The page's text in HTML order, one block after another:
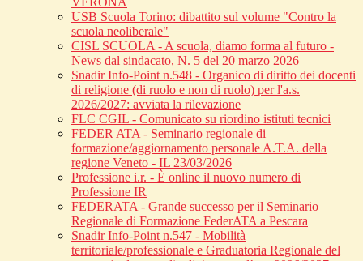
USB Scuola Torino: dibattito sul volume "Contro la
scuola neoliberale"
CISL SCUOLA - A scuola, diamo forma al futuro -
News dal sindacato, N. 5 del 20 marzo 2026
Snadir Info-Point n.548 - Organico di diritto dei docenti
di religione (di ruolo e non di ruolo) per l'a.s.
2026/2027: avviata la rilevazione
FLC CGIL - Comunicato su riordino istituti tecnici
FEDER ATA - Seminario regionale di
formazione/aggiornamento personale A.T.A. della
regione Veneto - IL 23/03/2026
Professione i.r. - È online il nuovo numero di
Professione IR
FEDERATA - Grande successo per il Seminario
Regionale di Formazione FederATA a Pescara
Snadir Info-Point n.547 - Mobilità
territoriale/professionale e Graduatoria Regionale del